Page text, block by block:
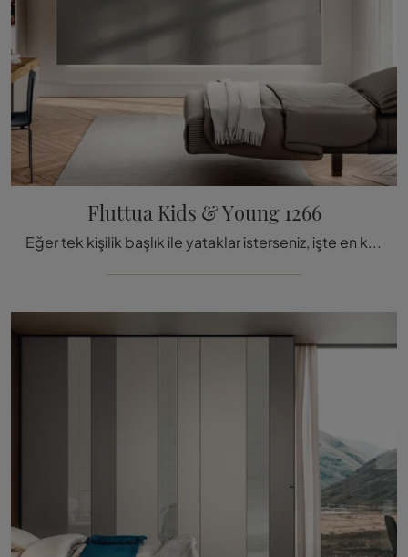
Fluttua Kids & Young 1266
Eğer tek kişilik başlık ile yataklar isterseniz, işte en küçüklerin odasını tamamlamak için ahşap Fluttua Kids & Young